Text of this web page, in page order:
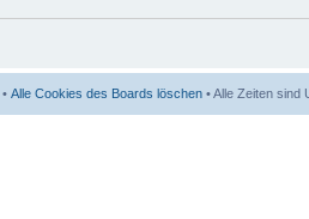
• Alle Cookies des Boards löschen • Alle Zeiten sind